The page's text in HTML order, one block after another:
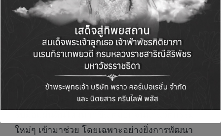
สถานการณ์นั้น แต่เราทุ่มเททรัพยากรที่มีทั้งหมด
เพื่อดูแลลูกบ้านอย่างเต็มที่ และจากบทเรียนครั้งนี้
เราจะนำข้อมูลจาก LIV-24 ซึ่งเป็นศูนย์ดูแลความ
ปลอดภัยแบบเรียลไทม์ 24 ชม. มาศึกษาและใช้
ประโยชน์สูงสุดในการรับมือวิกฤตในอนาคต รวม
ถึงการนำเคสความเสียหายต่าง ๆ มาวางแผนใหม่
เช่น การทำฝ้าและผนังให้มีความยืดหยุ่นในการ
ใหม่ๆ เข้ามาช่วย โดยเฉพาะอย่างยิ่งการพัฒนา